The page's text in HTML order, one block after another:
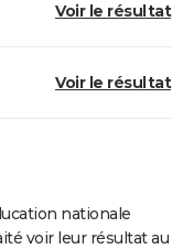
Voir le résultat
Voir le résultat
nationale
voir leur résultat au